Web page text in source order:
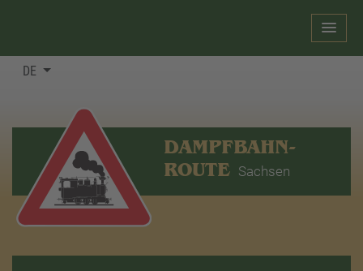
DE
DAMPFBAHN-
ROUTE Sachsen